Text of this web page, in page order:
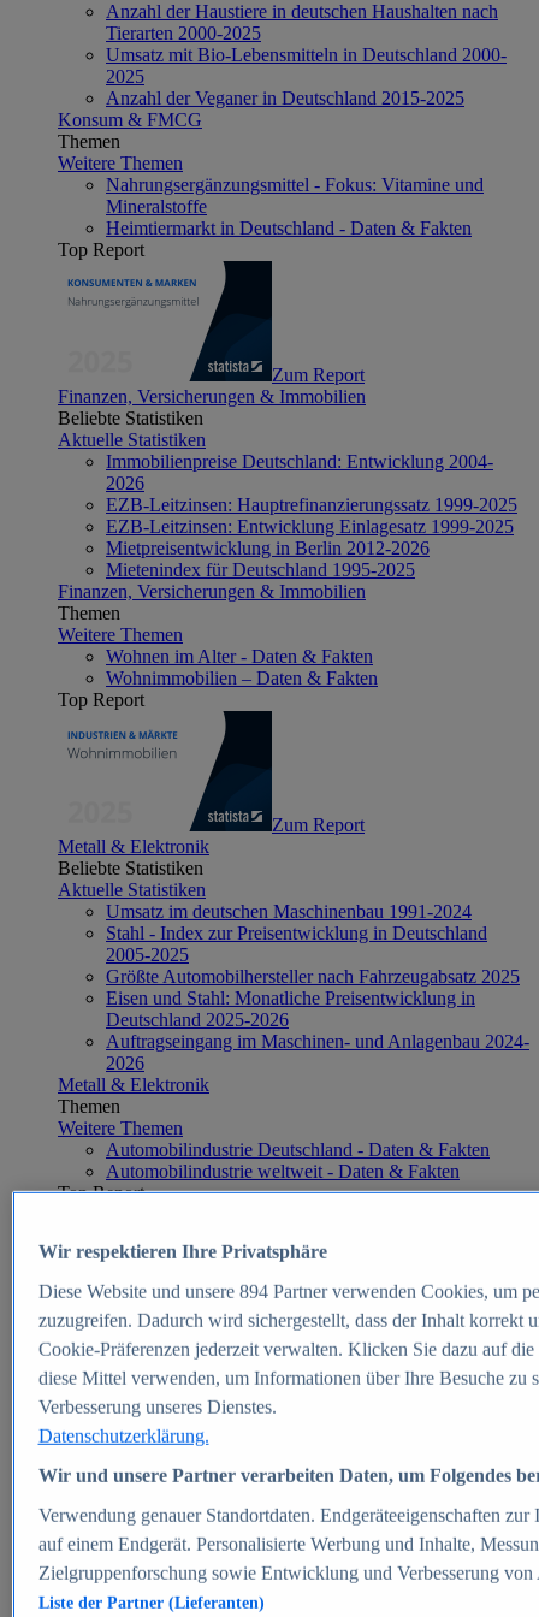
Anzahl der Haustiere in deutschen Haushalten nach
Tierarten 2000-2025
Umsatz mit Bio-Lebensmitteln in Deutschland 2000-
2025
Anzahl der Veganer in Deutschland 2015-2025
Konsum & FMCG
Themen
Weitere Themen
Nahrungsergänzungsmittel - Fokus: Vitamine und
Mineralstoffe
Heimtiermarkt in Deutschland - Daten & Fakten
Top Report
Zum Report
Finanzen, Versicherungen & Immobilien
Beliebte Statistiken
Aktuelle Statistiken
Immobilienpreise Deutschland: Entwicklung 2004-
2026
EZB-Leitzinsen: Hauptrefinanzierungssatz 1999-2025
EZB-Leitzinsen: Entwicklung Einlagesatz 1999-2025
Mietpreisentwicklung in Berlin 2012-2026
Mietenindex für Deutschland 1995-2025
Finanzen, Versicherungen & Immobilien
Themen
Weitere Themen
Wohnen im Alter - Daten & Fakten
Wohnimmobilien – Daten & Fakten
Top Report
Zum Report
Metall & Elektronik
Beliebte Statistiken
Aktuelle Statistiken
Umsatz im deutschen Maschinenbau 1991-2024
Stahl - Index zur Preisentwicklung in Deutschland
2005-2025
Größte Automobilhersteller nach Fahrzeugabsatz 2025
Eisen und Stahl: Monatliche Preisentwicklung in
Deutschland 2025-2026
Auftragseingang im Maschinen- und Anlagenbau 2024-
2026
Metall & Elektronik
Themen
Weitere Themen
Automobilindustrie Deutschland - Daten & Fakten
Automobilindustrie weltweit - Daten & Fakten
Top Report
Zum Report
E-commerce
Beliebte Statistiken
Aktuelle Statistiken
E-Commerce - Entwicklung des Umsatzes in
Deutschland 1999-2025
Umsatz von Amazon in Deutschland und weltweit
2010-2025
B2C-E-Commerce: Top-50 Online Shops in
Deutschland 2024
Marktanteile von Online-Zahlungsverfahren in
Deutschland 2024
Umsatzstarke Warengruppen im Online-Handel in
Deutschland 2023-2025
Wir respektieren Ihre Privatsphäre
Diese Website und unsere 894Partner verwenden Cookies, um
zuzugreifen. Dadurch wird sichergestellt, dass der Inhalt korrekt
Cookie-Präferenzen jederzeit verwalten. Klicken Sie dazu auf
diese Mittel verwenden, um Informationen über Ihre Besuche
Verbesserung unseres Dienstes.
Datenschutzerklärung.
Wir und unsere Partner verarbeiten Daten, um Folgendes
Verwendung genauer Standortdaten. Endgeräteeigenschaften
auf einem Endgerät. Personalisierte Werbung und Inhalte,
Zielgruppenforschung sowie Entwicklung und Verbesserung von
Liste der Partner (Lieferanten)